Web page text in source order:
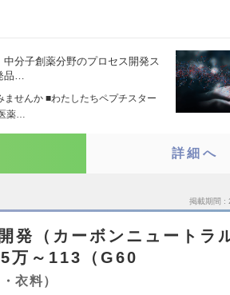
分子創薬分野のプロセス開発ス
品…
せんか ■わたしたちペプチスター
薬…
詳細へ
掲載期間
発（カーボンニュートラ
万～113（G60
衣料）